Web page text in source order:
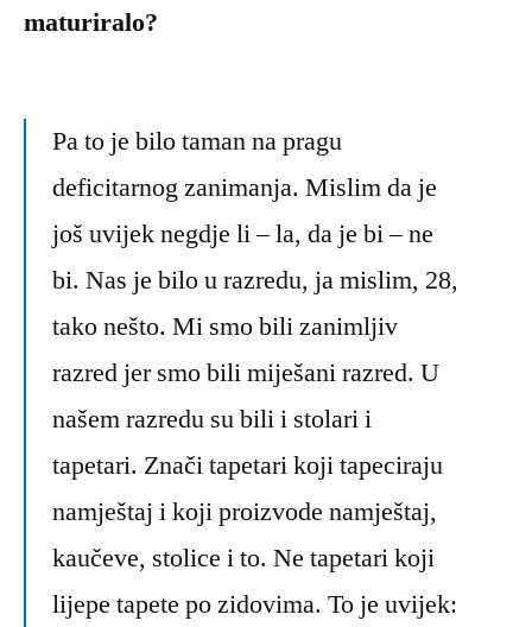
maturiralo?
Pa to je bilo taman na pragu
deficitarnog zanimanja. Mislim da je
još uvijek negdje li – la, da je bi – ne
bi. Nas je bilo u razredu, ja mislim, 28,
tako nešto. Mi smo bili zanimljiv
razred jer smo bili miješani razred. U
našem razredu su bili i stolari i
tapetari. Znači tapetari koji tapeciraju
namještaj i koji proizvode namještaj,
kaučeve, stolice i to. Ne tapetari koji
lijepe tapete po zidovima. To je uvijek: